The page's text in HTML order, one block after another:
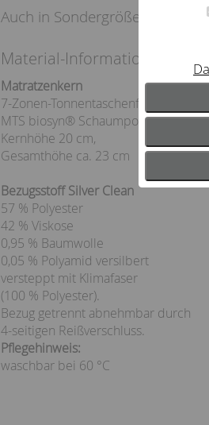
Auch in Sondergrößen
Material-Information:
Matratzenkern
7-Zonen-Tonnentaschenfederkern,
MTS biosyn® Schaumpolsterung RG
Kernhöhe 20 cm,
Gesamthöhe ca. 23 cm
Bezugsstoff Silver Clean
57 % Polyester
42 % Viskose
0,95 % Baumwolle
0,05 % Polyamid versilbert
versteppt mit Klimafaser
(100 % Polyester).
Bezug getrennt abnehmbar durch
4-seitigen Reißverschluss.
Pflegehinweis:
waschbar bei 60 °C